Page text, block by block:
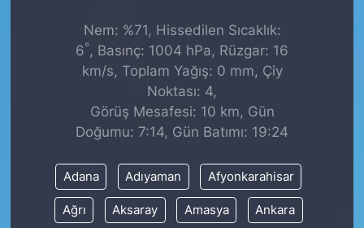
Nem: %71, Hissedilen Sıcaklık:
6°, Basınç: 1004 hPa, Rüzgar: 16
km/s, Toplam Yağış: 0 mm, Çiy
Noktası: 4,
Görüş Mesafesi: 10 km, Gün
Doğumu: 7:14, Gün Batımı: 19:24
Adana Adıyaman Afyonkarahisar
Ağrı Aksaray Amasya Ankara